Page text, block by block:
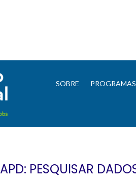
SOBRE PROGRAMAS
APD: PESQUISAR